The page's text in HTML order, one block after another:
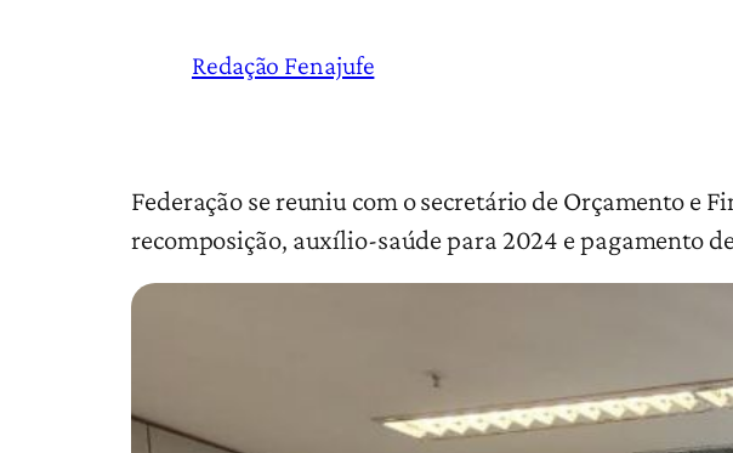
Redação Fenajufe
Federação se reuniu com o secretário de Orçamento e
recomposição, auxílio-saúde para 2024 e pagamento